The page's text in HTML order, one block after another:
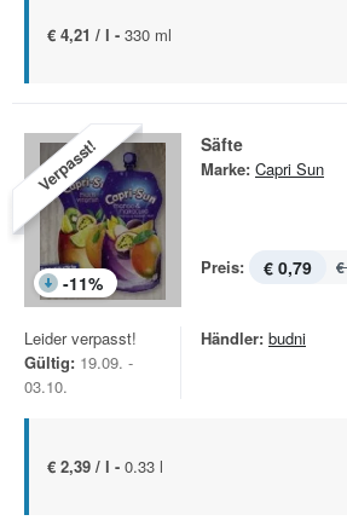
€ 4,21 / l - 330 ml
Verpasst!
-11%
Säfte
Marke: Capri Sun
Preis: € 0,79
Leider verpasst!
Gültig: 19.09. -
03.10.
Händler: budni
€ 2,39 / l - 0.33 l